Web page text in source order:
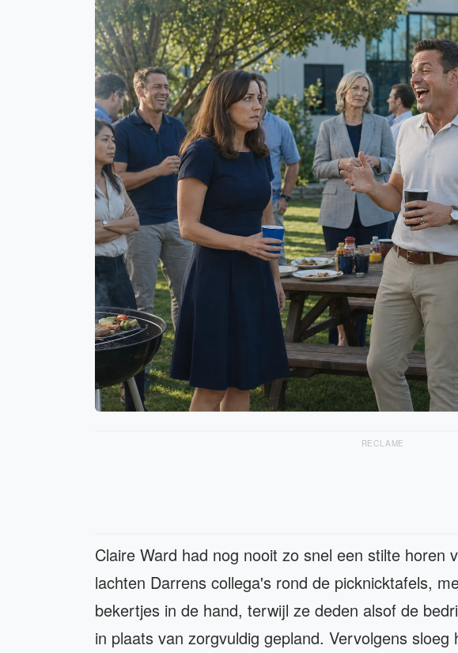
RECLAME
Claire Ward had nog nooit zo snel een stilte horen
lachten Darrens collega's rond de picknicktafels,
bekertjes in de hand, terwijl ze deden alsof de
in plaats van zorgvuldig gepland. Vervolgens